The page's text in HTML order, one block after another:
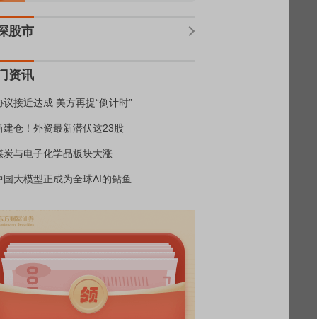
股市
资讯
议接近达成 美方再提“倒计时”
建仓！外资最新潜伏这23股
炭与电子化学品板块大涨
国大模型正成为全球AI的鲇鱼